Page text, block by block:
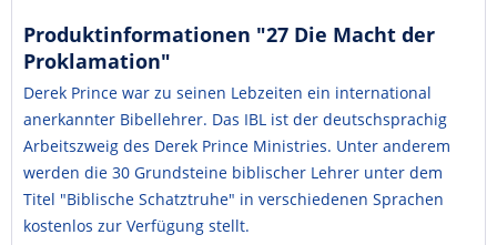
Produktinformationen "27 Die Macht der
Proklamation"
Derek Prince war zu seinen Lebzeiten ein international
anerkannter Bibellehrer. Das IBL ist der deutschsprachig
Arbeitszweig des Derek Prince Ministries. Unter anderem
werden die 30 Grundsteine biblischer Lehrer unter dem
Titel "Biblische Schatztruhe" in verschiedenen Sprachen
kostenlos zur Verfügung stellt.